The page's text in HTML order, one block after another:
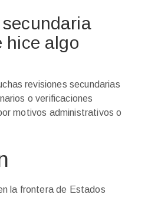
hice algo
revisiones secundarias
o verificaciones
motivos administrativos o
la frontera de Estados